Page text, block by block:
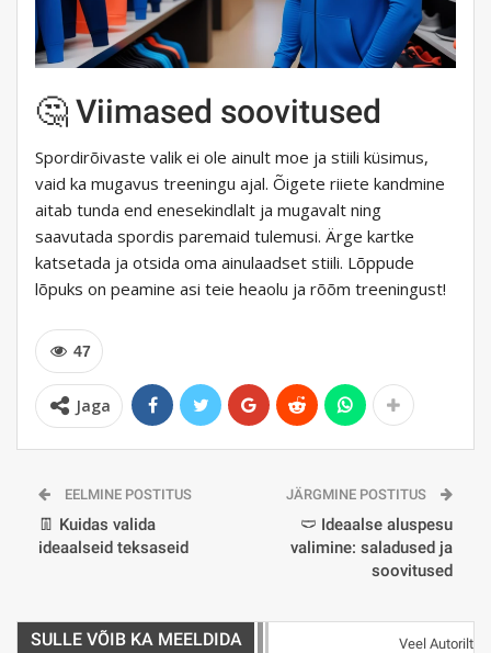
🤔 Viimased soovitused
Spordirõivaste valik ei ole ainult moe ja stiili küsimus,
vaid ka mugavus treeningu ajal. Õigete riiete kandmine
aitab tunda end enesekindlalt ja mugavalt ning
saavutada spordis paremaid tulemusi. Ärge kartke
katsetada ja otsida oma ainulaadset stiili. Lõppude
lõpuks on peamine asi teie heaolu ja rõõm treeningust!
47
Jaga
EELMINE POSTITUS
👖 Kuidas valida
ideaalseid teksaseid
JÄRGMINE POSTITUS
🩲 Ideaalse aluspesu
valimine: saladused ja
soovitused
SULLE VÕIB KA MEELDIDA Veel Autorilt